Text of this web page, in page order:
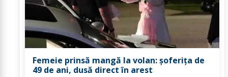
Femeie prinsă mangă la volan: șoferița de
49 de ani, dusă direct în arest